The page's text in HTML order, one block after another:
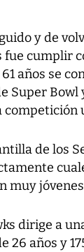
y de
cumplir
años se
Super
de los
muy
dirige a
26 años y